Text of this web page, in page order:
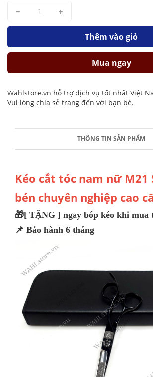
Thêm vào giỏ
Mua ngay
Wahlstore.vn hỗ trợ dịch vụ tốt nhất Việt
Vui lòng chia sẻ trang đến với bạn bè.
THÔNG TIN SẢN PHẨM
Kéo cắt tóc nam nữ M21
bén chuyên nghiệp cao
🎁[ TẶNG ] ngay bóp kéo khi mua
📌 Bảo hành 6 tháng